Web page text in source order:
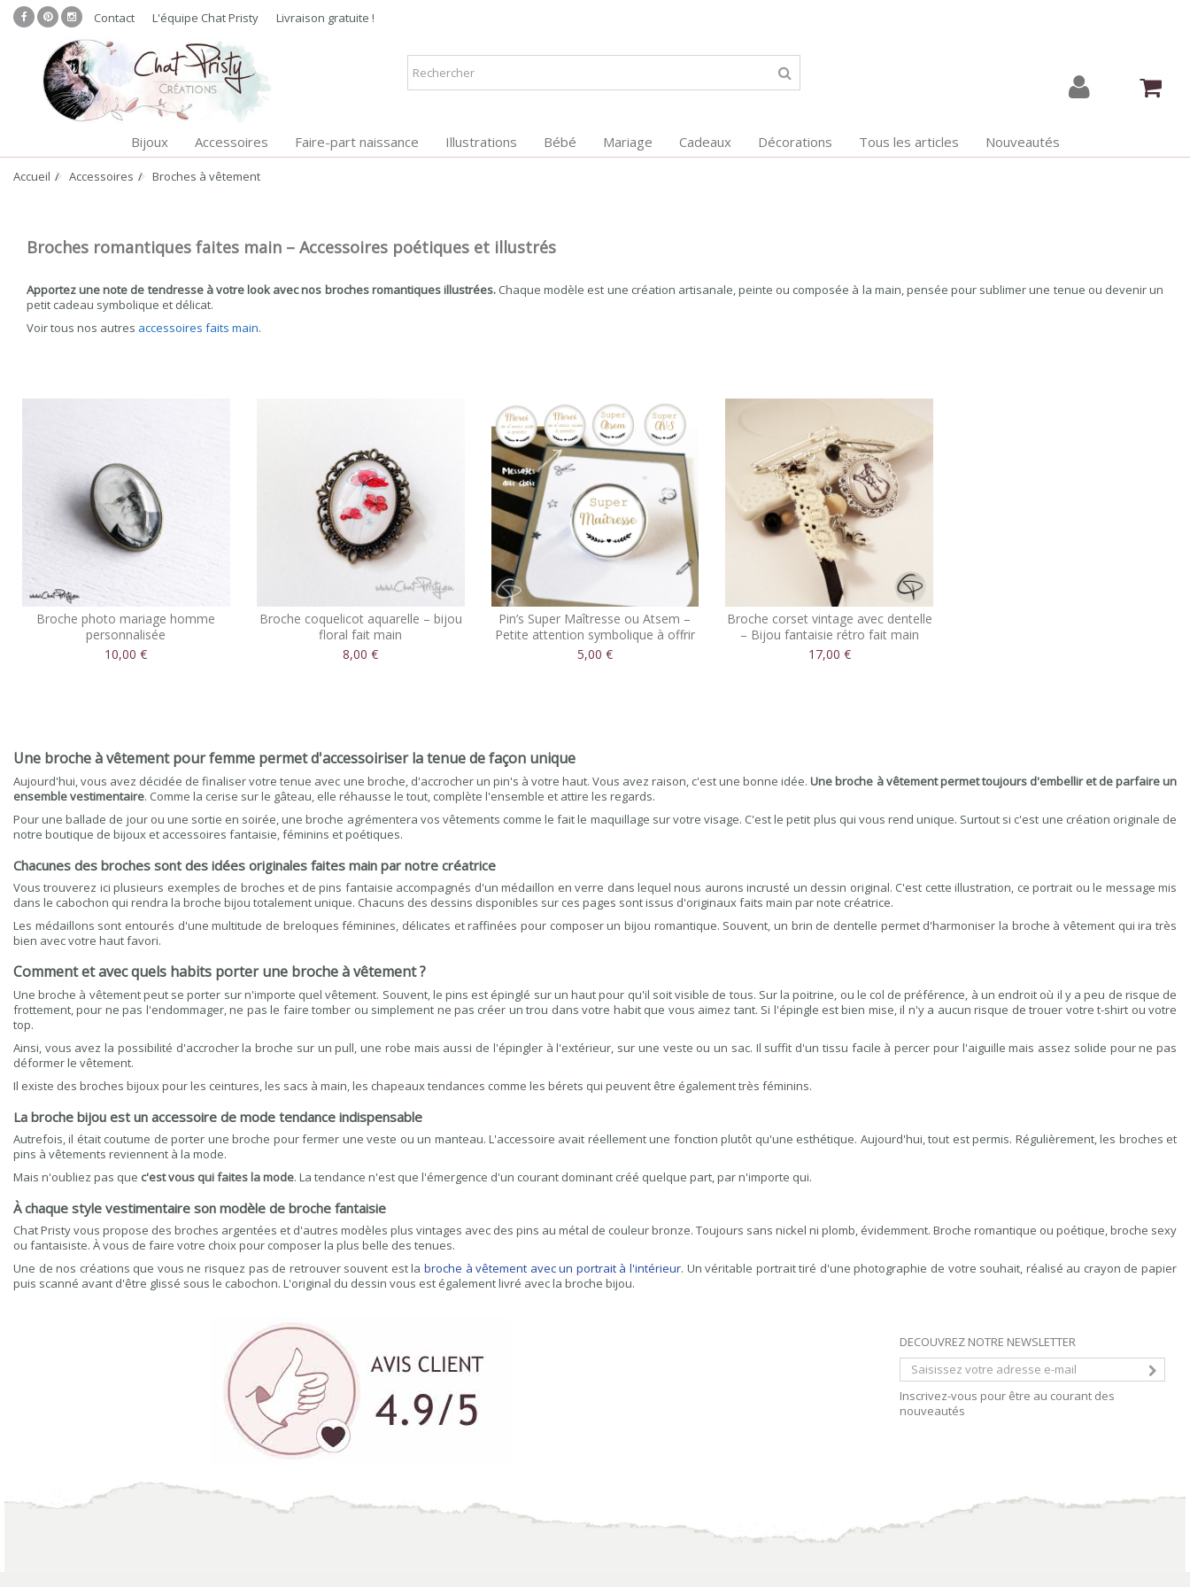
Contact L'équipe Chat Pristy Livraison gratuite !
Bijoux Accessoires Faire-part naissance Illustrations Bébé Mariage Cadeaux Décorations Tous les articles Nouveautés
Accueil Accessoires Broches à vêtement
Broches romantiques faites main – Accessoires poétiques et illustrés
Apportez une note de tendresse à votre look avec nos broches romantiques illustrées.Chaque modèle est une création artisanale, peinte ou composée à la main, pensée pour sublimer une tenue ou devenir un
petit cadeau symbolique et délicat.
Voir tous nos autres accessoires faits main.
Broche photo mariage homme
personnalisée
10,00 €
Broche coquelicot aquarelle – bijou
floral fait main
8,00 €
Pin’s Super Maîtresse ou Atsem –
Petite attention symbolique à offrir
5,00 €
Broche corset vintage avec dentelle
– Bijou fantaisie rétro fait main
17,00 €
Une broche à vêtement pour femme permet d'accessoiriser la tenue de façon unique
Aujourd'hui, vous avez décidée de finaliser votre tenue avec une broche, d'accrocher un pin's à votre haut. Vous avez raison, c'est une bonne idée.Une broche à vêtement permet toujours d'embellir et de parfaire un
ensemble vestimentaire. Comme la cerise sur le gâteau, elle réhausse le tout, complète l'ensemble et attire les regards.
Pour une ballade de jour ou une sortie en soirée, une broche agrémentera vos vêtements comme le fait le maquillage sur votre visage. C'est le petit plus qui vous rend unique. Surtout si c'est une création originale de
notre boutique de bijoux et accessoires fantaisie, féminins et poétiques.
Chacunes des broches sont des idées originales faites main par notre créatrice
Vous trouverez ici plusieurs exemples de broches et de pins fantaisie accompagnés d'un médaillon en verre dans lequel nous aurons incrusté un dessin original. C'est cette illustration, ce portrait ou le message mis
dans le cabochon qui rendra la broche bijou totalement unique. Chacuns des dessins disponibles sur ces pages sont issus d'originaux faits main par note créatrice.
Les médaillons sont entourés d'une multitude de breloques féminines, délicates et raffinées pour composer un bijou romantique. Souvent, un brin de dentelle permet d'harmoniser la broche à vêtement qui ira très
bien avec votre haut favori.
Comment et avec quels habits porter une broche à vêtement ?
Une broche à vêtement peut se porter sur n'importe quel vêtement. Souvent, le pins est épinglé sur un haut pour qu'il soit visible de tous. Sur la poitrine, ou le col de préférence, à un endroit où il y a peu de risque de
frottement, pour ne pas l'endommager, ne pas le faire tomber ou simplement ne pas créer un trou dans votre habit que vous aimez tant. Si l'épingle est bien mise, il n'y a aucun risque de trouer votre t-shirt ou votre
top.
Ainsi, vous avez la possibilité d'accrocher la broche sur un pull, une robe mais aussi de l'épingler à l'extérieur, sur une veste ou un sac. Il suffit d'un tissu facile à percer pour l'aiguille mais assez solide pour ne pas
déformer le vêtement.
Il existe des broches bijoux pour les ceintures, les sacs à main, les chapeaux tendances comme les bérets qui peuvent être également très féminins.
La broche bijou est un accessoire de mode tendance indispensable
Autrefois, il était coutume de porter une broche pour fermer une veste ou un manteau. L'accessoire avait réellement une fonction plutôt qu'une esthétique. Aujourd'hui, tout est permis. Régulièrement, les broches et
pins à vêtements reviennent à la mode.
Mais n'oubliez pas que c'est vous qui faites la mode. La tendance n'est que l'émergence d'un courant dominant créé quelque part, par n'importe qui.
À chaque style vestimentaire son modèle de broche fantaisie
Chat Pristy vous propose des broches argentées et d'autres modèles plus vintages avec des pins au métal de couleur bronze. Toujours sans nickel ni plomb, évidemment. Broche romantique ou poétique, broche sexy
ou fantaisiste. À vous de faire votre choix pour composer la plus belle des tenues.
Une de nos créations que vous ne risquez pas de retrouver souvent est la broche à vêtement avec un portrait à l'intérieur. Un véritable portrait tiré d'une photographie de votre souhait, réalisé au crayon de papier
puis scanné avant d'être glissé sous le cabochon. L'original du dessin vous est également livré avec la broche bijou.
DECOUVREZ NOTRE NEWSLETTER
Inscrivez-vous pour être au courant des
nouveautés